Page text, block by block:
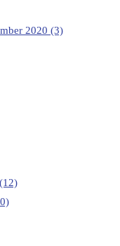
2020 (3)
(12)